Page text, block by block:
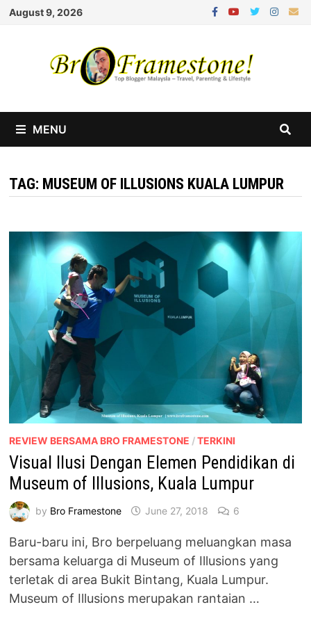
Skip
August 9, 2026
MENU
TAG: MUSEUM OF ILLUSIONS KUALA LUMPUR
REVIEW BERSAMA BRO FRAMESTONE /TERKINI
Visual Ilusi Dengan Elemen Pendidikan di
Museum of Illusions, Kuala Lumpur
by Bro Framestone June 27, 2018 6
Baru-baru ini, Bro berpeluang meluangkan masa
bersama keluarga di Museum of Illusions yang
terletak di area Bukit Bintang, Kuala Lumpur.
Museum of Illusions merupakan rantaian …